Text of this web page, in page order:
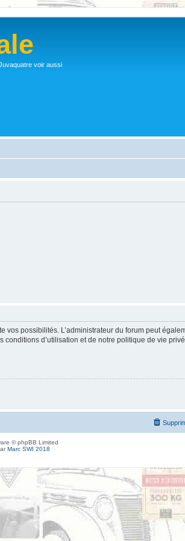
voir aussi
possibilités. L’administrateur du forum peut
d’utilisation et de notre politique de vie
© phpBB Limited
Marc SWI 2018